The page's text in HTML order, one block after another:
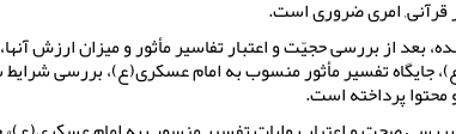
قرآنی, امری ضروری است.
بعد از بررسی حجيّت و اعتبار تفاسیر مأثور و میزان ارزش
جایگاه تفسیر مأثور منسوب به امام عسکری(ع)، بررسی
پرداخته است.